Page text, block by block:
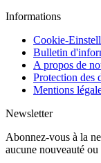
Informations
Cookie-
Bulletin
A propos de
Protection des
Mentions
Newsletter
Abonnez-vous à la
aucune nouveauté